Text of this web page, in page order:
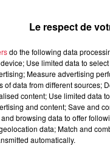
Gagnez 1 an de
cadeaux et
des billets pour les
pour les plus grands
Le respect de
do the following data
Use limited data to
Measure advertising
of data from different sources;
content; Use limited data
and content; Save and
browsing data to offer
data; Match and
automatically.